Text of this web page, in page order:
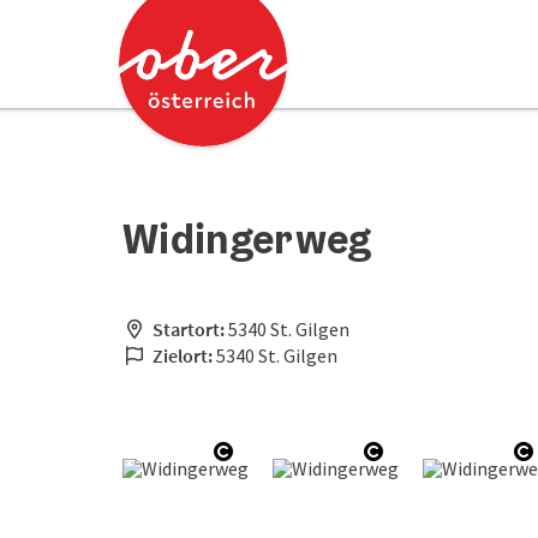
Zum Inhalt
Zum Seitenanfang Accesskey
Widingerweg
Startort:5340 St. Gilgen
Zielort:5340 St. Gilgen
Copyright öffnenCopyright